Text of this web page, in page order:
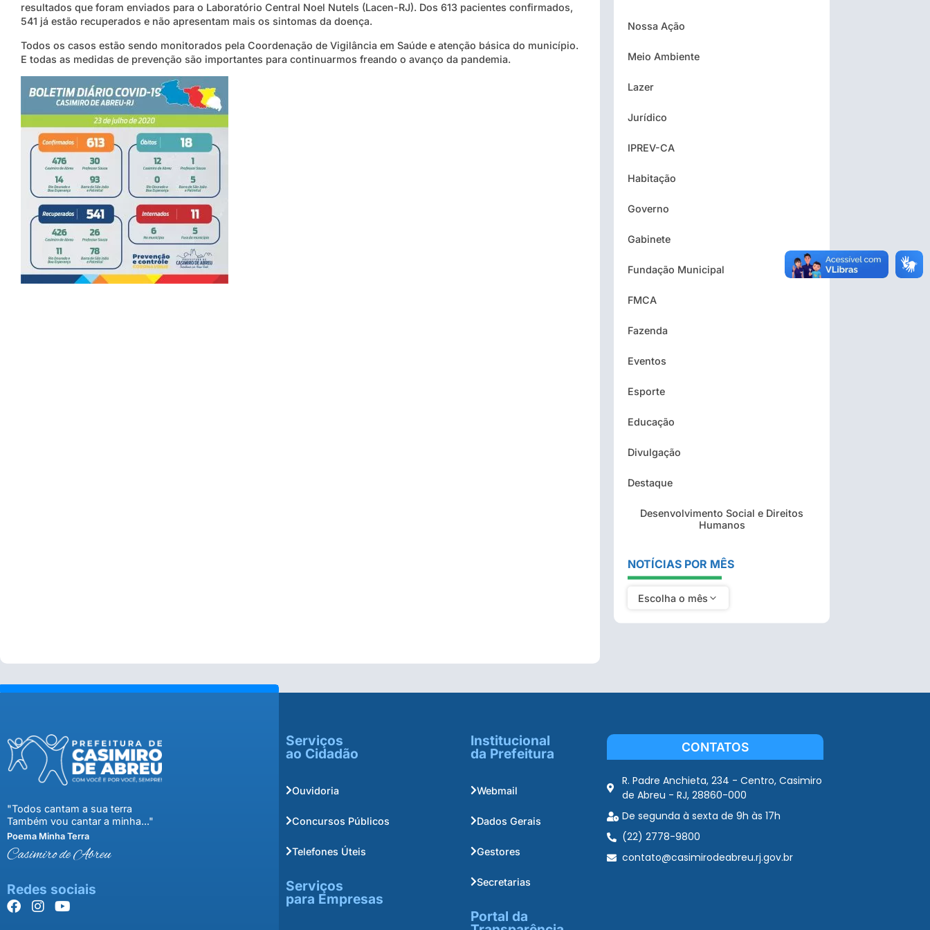
resultados que foram enviados para o Laboratório Central Noel Nutels (Lacen-RJ). Dos 613 pacientes confirmados,
541 já estão recuperados e não apresentam mais os sintomas da doença.
Todos os casos estão sendo monitorados pela Coordenação de Vigilância em Saúde e atenção básica do município.
E todas as medidas de prevenção são importantes para continuarmos freando o avanço da pandemia.
Nossa Ação
Meio Ambiente
Lazer
Jurídico
IPREV-CA
Habitação
Governo
Gabinete
Fundação Municipal
FMCA
Fazenda
Eventos
Esporte
Educação
Divulgação
Destaque
Desenvolvimento Social e Direitos
Humanos
NOTÍCIAS POR MÊS
Escolha o mês
"Todos cantam a sua terra
Também vou cantar a minha..."
Poema Minha Terra
Casimiro de Abreu
Redes sociais
Serviços
ao Cidadão
Ouvidoria
Concursos Públicos
Telefones Úteis
Serviços
para Empresas
Institucional
da Prefeitura
Webmail
Dados Gerais
Gestores
Secretarias
Portal da
CONTATOS
R. Padre Anchieta, 234 - Centro, Casimiro
de Abreu - RJ, 28860-000
De segunda à sexta de 9h às 17h
(22) 2778-9800
contato@casimirodeabreu.rj.gov.br